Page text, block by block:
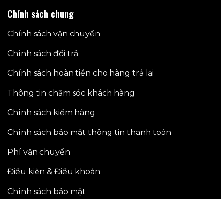
Chính sách chung
Chính sách vận chuyển
Chính sách đổi trả
Chính sách hoàn tiền cho hàng trả lại
Thông tin chăm sóc khách hàng
Chính sách kiểm hàng
Chính sách bảo mật thông tin thanh toán
Phí vận chuyển
Điều kiện & Điều khoản
Chính sách bảo mật